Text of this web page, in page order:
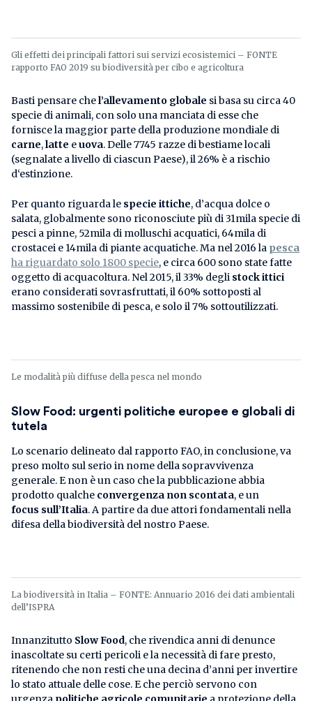
Gli effetti dei principali fattori sui servizi ecosistemici – FONTE
rapporto FAO 2019 su biodiversità per cibo e agricoltura
Basti pensare chel’allevamento globale si basa su circa 40
specie di animali, con solo una manciata di esse che
fornisce la maggior parte della produzione mondiale di
carne,latte euova. Delle 7745 razze di bestiame locali
(segnalate a livello di ciascun Paese), il 26% è a rischio
d‘estinzione.
Per quanto riguarda le specie ittiche, d’acqua dolce o
salata, globalmente sono riconosciute più di 31mila specie di
pesci a pinne, 52mila di molluschi acquatici, 64mila di
crostacei e 14mila di piante acquatiche. Ma nel 2016 la pesca
ha riguardato solo 1800 specie, e circa 600 sono state fatte
oggetto di acquacoltura. Nel 2015, il 33% degli stock ittici
erano considerati sovrasfruttati, il 60% sottoposti al
massimo sostenibile di pesca, e solo il 7% sottoutilizzati.
Le modalità più diffuse della pesca nel mondo
Slow Food: urgenti politiche europee e globali di
tutela
Lo scenario delineato dal rapporto FAO, in conclusione, va
preso molto sul serio in nome della sopravvivenza
generale. E non è un caso che la pubblicazione abbia
prodotto qualche convergenza non scontata, e un
focus sull’Italia. A partire da due attori fondamentali nella
difesa della biodiversità del nostro Paese.
La biodiversità in Italia – FONTE: Annuario 2016 dei dati ambientali
dell’ISPRA
Innanzitutto Slow Food, che rivendica anni di denunce
inascoltate su certi pericoli e la necessità di fare presto,
ritenendo che non resti che una decina d’anni per invertire
lo stato attuale delle cose. E che perciò servono con